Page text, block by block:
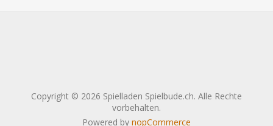
Copyright © 2026 Spielladen Spielbude.ch. Alle Rechte
vorbehalten.
Powered by nopCommerce